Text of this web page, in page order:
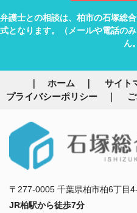
弁護士との相談は、柏市の石塚総
式となります。（メールや電話の
ん
ホーム サイト
プライバシーポリシー
〒277-0005 千葉県柏市柏6丁目
JR柏駅から徒歩7分